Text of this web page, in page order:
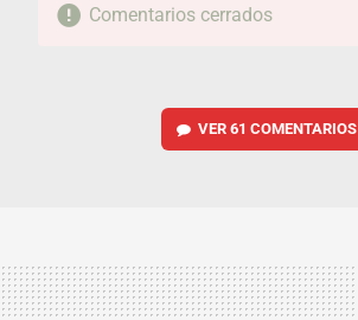
Comentarios cerrados
VER 61 COMENTARIOS